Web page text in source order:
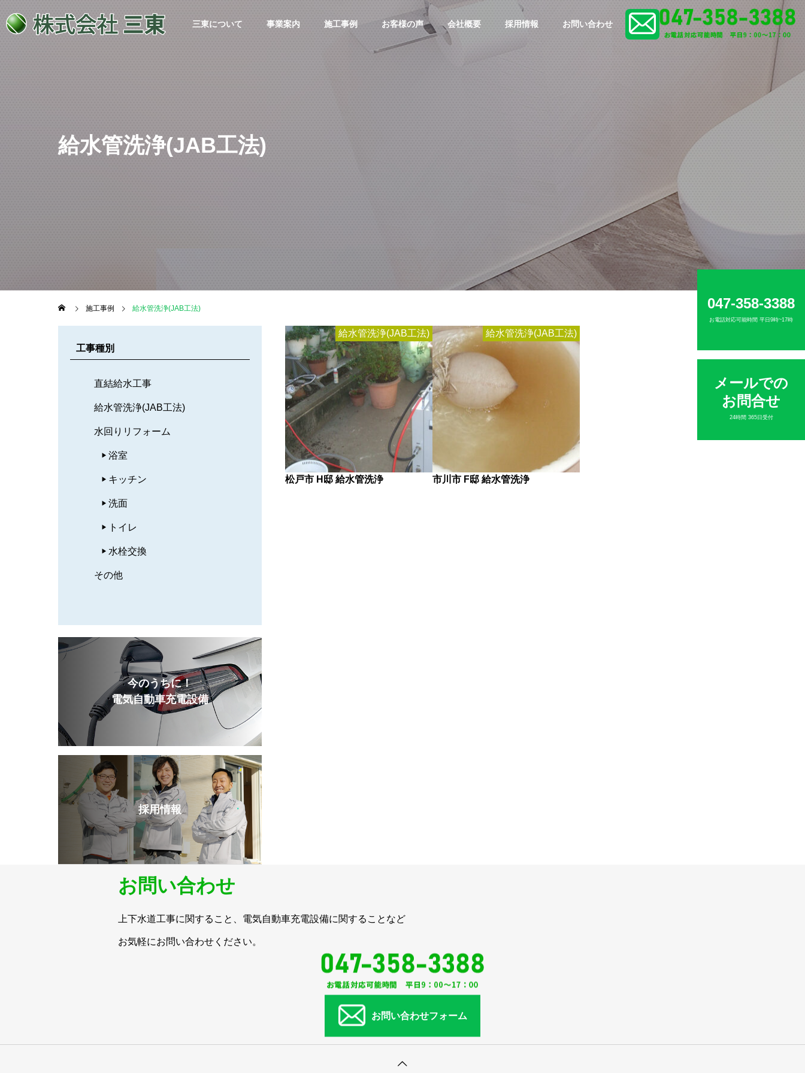
三東について 事業案内 施工事例 お客様の声 会社概要 採用情報 お問い合わせ
給水管洗浄(JAB工法)
施工事例 給水管洗浄(JAB工法)
給水管洗浄(JAB工法)
松戸市 H邸 給水管洗浄
給水管洗浄(JAB工法)
市川市 F邸 給水管洗浄
工事種別
直結給水工事
給水管洗浄(JAB工法)
水回りリフォーム
浴室
キッチン
洗面
トイレ
水栓交換
その他
今のうちに！
電気自動車充電設備
採用情報
お問い合わせ
上下水道工事に関すること、電気自動車充電設備に関することなど
お気軽にお問い合わせください。
お問い合わせフォーム
047-358-3388
お電話対応可能時間 平日9時~17時
メールでの
お問合せ
24時間 365日受付